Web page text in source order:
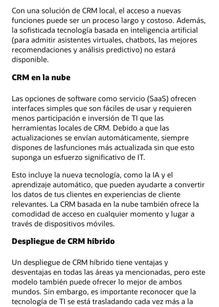
Con una solución de CRM local, el acceso a nuevas
funciones puede ser un proceso largo y costoso. Además,
la sofisticada tecnología basada en inteligencia artificial
(para admitir asistentes virtuales, chatbots, las mejores
recomendaciones y análisis predictivo) no estará
disponible.
CRM en la nube
Las opciones de software como servicio (SaaS) ofrecen
interfaces simples que son fáciles de usar y requieren
menos participación e inversión de TI que las
herramientas locales de CRM. Debido a que las
actualizaciones se envían automáticamente, siempre
dispones de lasfunciones más actualizada sin que esto
suponga un esfuerzo significativo de IT.
Esto incluye la nueva tecnología, como la IA y el
aprendizaje automático, que pueden ayudarte a convertir
los datos de tus clientes en experiencias de cliente
relevantes. La CRM basada en la nube también ofrece la
comodidad de acceso en cualquier momento y lugar a
través de dispositivos móviles.
Despliegue de CRM híbrido
Un despliegue de CRM híbrido tiene ventajas y
desventajas en todas las áreas ya mencionadas, pero este
modelo también puede ofrecer lo mejor de ambos
mundos. Sin embargo, es importante reconocer que la
tecnología de TI se está trasladando cada vez más a la